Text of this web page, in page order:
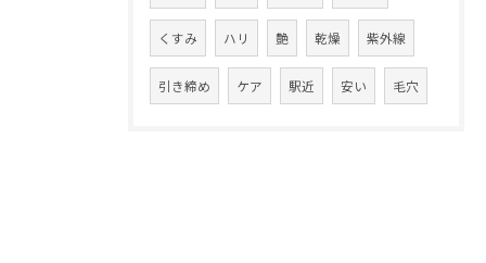
くすみ ハリ 艶 乾燥 紫外線
引き締め ケア 駅近 安い 毛穴